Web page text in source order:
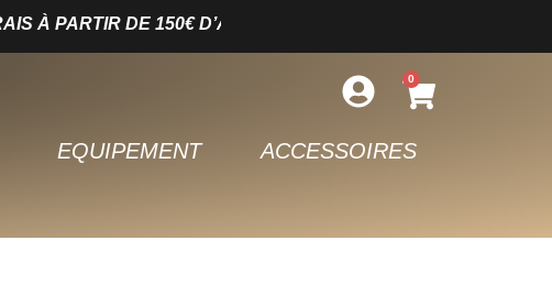
D’ACHAT – LIVRAISON SOUS 5 JOURS OUVRÉS –
0
EQUIPEMENT ACCESSOIRES